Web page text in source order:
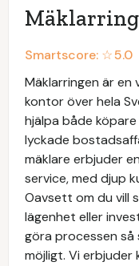
Smartscore: ☆5.0
Mäklarringen är
kontor över hela
hjälpa både
lyckade
mäklare erbjuder
service, med djup
Oavsett om du vill
lägenhet eller
göra processen så
möjligt. Vi